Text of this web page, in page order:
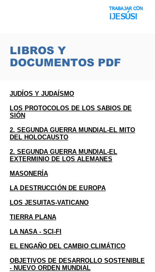
TRABAJAR CON
¡JESÚS!
LIBROS Y
DOCUMENTOS PDF
JUDÍOS Y JUDAÍSMO
LOS PROTOCOLOS DE LOS SABIOS DE
SIÓN
2. SEGUNDA GUERRA MUNDIAL-EL MITO
DEL HOLOCAUSTO
2. SEGUNDA GUERRA MUNDIAL-EL
EXTERMINIO DE LOS ALEMANES
MASONERÍA
LA DESTRUCCIÓN DE EUROPA
LOS JESUITAS-VATICANO
TIERRA PLANA
LA NASA - SCI-FI
EL ENGAÑO DEL CAMBIO CLIMÁTICO
OBJETIVOS DE DESARROLLO SOSTENIBLE
- NUEVO ORDEN MUNDIAL